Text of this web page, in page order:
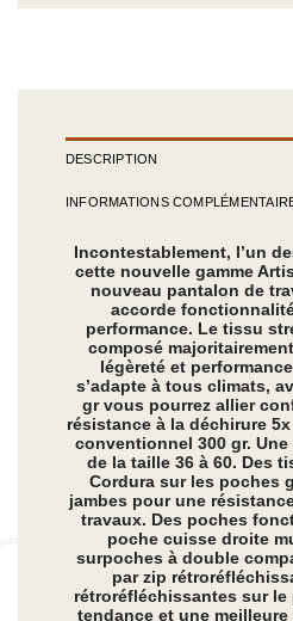
DESCRIPTION
INFORMATIONS
Incontestablement, l’un
cette nouvelle gamme
nouveau pantalon de
accorde
performance. Le tissu
composé
légèreté et
s’adapte à tous climats,
gr vous pourrez allier
résistance à la déchirure
conventionnel 300 gr.
de la taille 36 à 60. Des
Cordura sur les poches
jambes pour une
travaux. Des poches
poche cuisse droite
surpoches à double
par zip
rétroréfléchissantes sur
tendance et une